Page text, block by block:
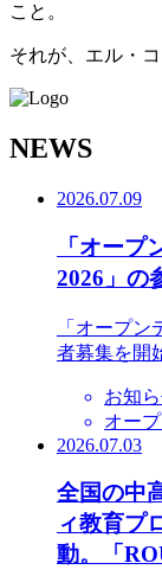
こと。
それが、エル・
NEWS
2026.07.09
「オープ
2026」の
「オープ
者募集を開
お知
オー
2026.07.03
全国の中
ィ教育プ
動。「